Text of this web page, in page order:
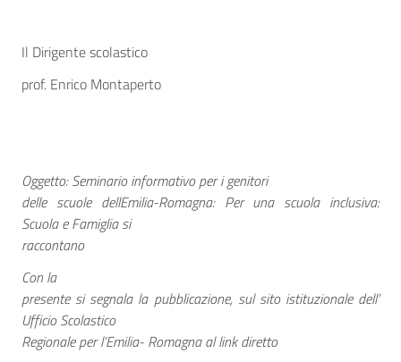
Il Dirigente scolastico
prof. Enrico Montaperto
Oggetto: Seminario informativo per i genitori
delle scuole dellEmilia-Romagna: Per una scuola inclusiva:
Scuola e Famiglia si
raccontano
Con la
presente si segnala la pubblicazione, sul sito istituzionale dell’
Ufficio Scolastico
Regionale per l’Emilia- Romagna al link diretto